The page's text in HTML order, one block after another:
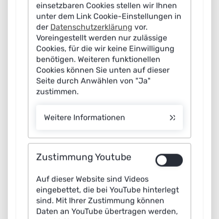
Maschinen sollten so gestaltet und in die
Arbeitsprozesse eingebunden werden, dass sie
Menschen von repetitiven Aufgaben entlasten, sie zur
Nutzung ihrer Stärken befähigen und bei dieser
unterstützen. Ich denke, dass wir künftig immer mehr
sogenannte „hybride Intelligenz“ sehen werden, bei der
menschliche und maschinelle Arbeit sehr eng und
Maschine kontinuierlich voneinander lernen. Für viele
Aufgaben der Wissensarbeit, wie die Lösung komplexer
kommt eine Vollautomatisierung nicht in Frage. Die
Kombination von menschlichem Urteilsvermögen,
Empathie und Kreativität mit maschineller
Geschwindigkeit und Fähigkeiten zur Datenanalyse
einsetzbaren Cookies stellen wir Ihnen
unter dem Link Cookie-Einstellungen in
der Datenschutzerklärung vor.
Voreingestellt werden nur zulässige
Cookies, für die wir keine Einwilligung
benötigen. Weiteren funktionellen
Cookies können Sie unten auf dieser
Seite durch Anwählen von "Ja"
zustimmen.
Weitere Informationen
Zustimmung Youtube
Auf dieser Website sind Videos
eingebettet, die bei YouTube hinterlegt
sind. Mit Ihrer Zustimmung können
Daten an YouTube übertragen werden,